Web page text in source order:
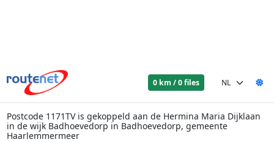
0 km / 0 files
Postcode 1171TV is gekoppeld aan de Hermina Maria Dijklaan
in de wijk Badhoevedorp in Badhoevedorp, gemeente
Haarlemmermeer